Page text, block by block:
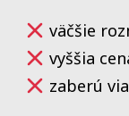
väčšie
vyššia
zaberú